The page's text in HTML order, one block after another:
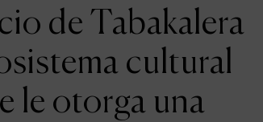
de Tabakalera
cultural
le otorga una